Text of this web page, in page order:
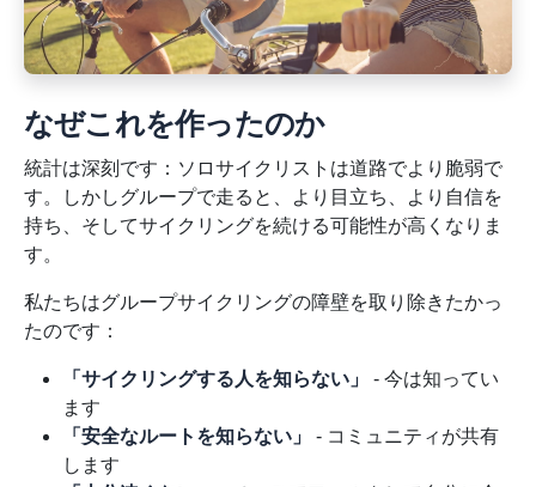
なぜこれを作ったのか
統計は深刻です：ソロサイクリストは道路でより脆弱で
す。しかしグループで走ると、より目立ち、より自信を
持ち、そしてサイクリングを続ける可能性が高くなりま
す。
私たちはグループサイクリングの障壁を取り除きたかっ
たのです：
「サイクリングする人を知らない」
- 今は知ってい
ます
「安全なルートを知らない」
- コミュニティが共有
します